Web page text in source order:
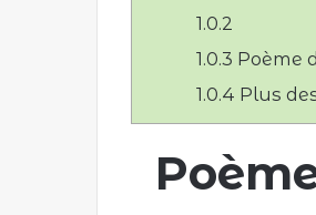
u
r
e
1.0.2
1.0.3 Poème
1.0.4 Plus